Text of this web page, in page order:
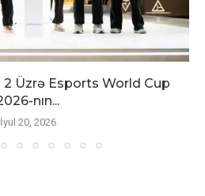
2 Üzrə Esports World Cup
nın...
İyul 20, 2026